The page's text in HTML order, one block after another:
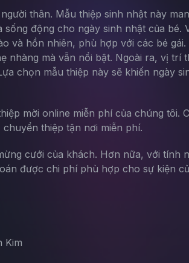
thân. Mẫu thiệp sinh nhật này
động cho ngày sinh nhật của bé.
và hồn nhiên, phù hợp với các bé gái.
nhàng mà vẫn nổi bật. Ngoài ra, vị trí
chọn mẫu thiệp này sẽ khiến ngày
mời online miễn phí của chúng tôi.
thiệp tận nơi miễn phí.
cưới của khách. Hơn nữa, với tính
được chi phí phù hợp cho sự kiện
Kim